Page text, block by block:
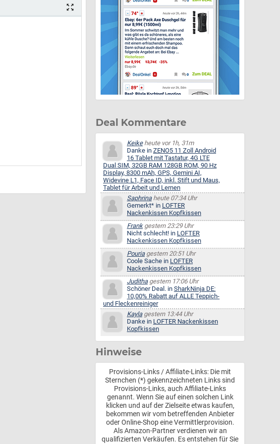
Deal Kommentare
Keikeheute vor 1h, 31m
Danke in ZENO5 11 Zoll Android
16 Tablet mit Tastatur, 4G LTE
Dual SIM, 32GB RAM 128GB ROM, 90 Hz
Display, 8300 mAh, GPS, Gemini AI,
Widevine L1, Face ID, inkl. Stift und Maus,
Tablet für Arbeit und Lernen
Saphrinaheute 07:34 Uhr
Gemerkt* in LOFTER
Nackenkissen Kopfkissen
Frankgestern 23:29 Uhr
Nicht schlecht! in LOFTER
Nackenkissen Kopfkissen
Pouriagestern 20:51 Uhr
Coole Sache in LOFTER
Nackenkissen Kopfkissen
Judithagestern 17:06 Uhr
Schöner Deal. in SharkNinja DE:
10,00% Rabatt auf ALLE Teppich-
und Fleckenreiniger
Kaylagestern 13:44 Uhr
Danke in LOFTER Nackenkissen
Kopfkissen
Hinweise
Provisions-Links / Affiliate-Links: Die mit
Sternchen (*) gekennzeichneten Links sind
Provisions-Links, auch Affiliate-Links
genannt. Wenn Sie auf einen solchen Link
klicken und auf der Zielseite etwas kaufen,
bekommen wir vom betreffenden Anbieter
oder Online-Shop eine Vermittlerprovision.
Als Amazon-Partner verdienen wir an
qualifizierten Verkäufen. Es entstehen für Sie